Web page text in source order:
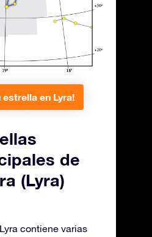
en Lyra!
de
(Lyra)
contiene varias